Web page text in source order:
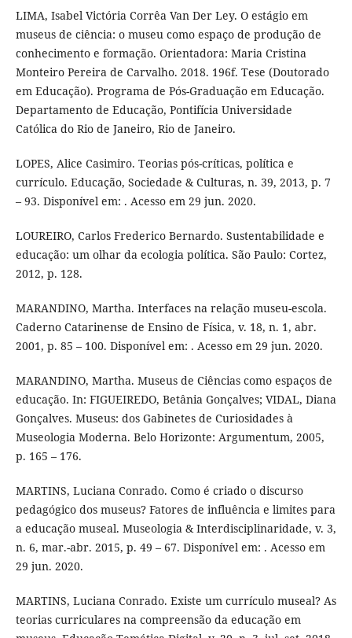
LIMA, Isabel Victória Corrêa Van Der Ley. O estágio em
museus de ciência: o museu como espaço de produção de
conhecimento e formação. Orientadora: Maria Cristina
Monteiro Pereira de Carvalho. 2018. 196f. Tese (Doutorado
em Educação). Programa de Pós-Graduação em Educação.
Departamento de Educação, Pontifícia Universidade
Católica do Rio de Janeiro, Rio de Janeiro.
LOPES, Alice Casimiro. Teorias pós-críticas, política e
currículo. Educação, Sociedade & Culturas, n. 39, 2013, p. 7
– 93. Disponível em: . Acesso em 29 jun. 2020.
LOUREIRO, Carlos Frederico Bernardo. Sustentabilidade e
educação: um olhar da ecologia política. São Paulo: Cortez,
2012, p. 128.
MARANDINO, Martha. Interfaces na relação museu-escola.
Caderno Catarinense de Ensino de Física, v. 18, n. 1, abr.
2001, p. 85 – 100. Disponível em: . Acesso em 29 jun. 2020.
MARANDINO, Martha. Museus de Ciências como espaços de
educação. In: FIGUEIREDO, Betânia Gonçalves; VIDAL, Diana
Gonçalves. Museus: dos Gabinetes de Curiosidades à
Museologia Moderna. Belo Horizonte: Argumentum, 2005,
p. 165 – 176.
MARTINS, Luciana Conrado. Como é criado o discurso
pedagógico dos museus? Fatores de influência e limites para
a educação museal. Museologia & Interdisciplinaridade, v. 3,
n. 6, mar.-abr. 2015, p. 49 – 67. Disponível em: . Acesso em
29 jun. 2020.
MARTINS, Luciana Conrado. Existe um currículo museal? As
teorias curriculares na compreensão da educação em